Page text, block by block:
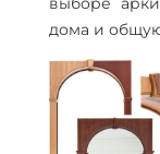
дома и